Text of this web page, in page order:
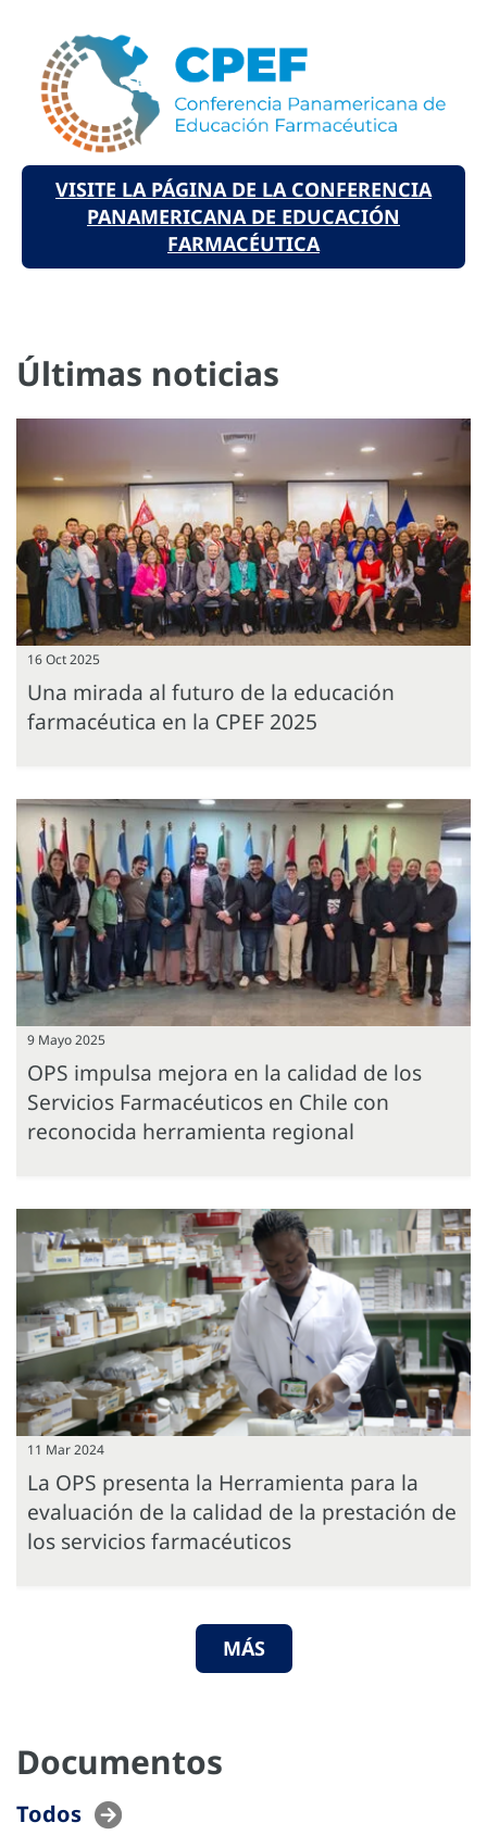
VISITE LA PÁGINA DE LA CONFERENCIA
PANAMERICANA DE EDUCACIÓN
FARMACÉUTICA
Últimas noticias
16 Oct 2025
Una mirada al futuro de la educación
farmacéutica en la CPEF 2025
9 Mayo 2025
OPS impulsa mejora en la calidad de los
Servicios Farmacéuticos en Chile con
reconocida herramienta regional
11 Mar 2024
La OPS presenta la Herramienta para la
evaluación de la calidad de la prestación de
los servicios farmacéuticos
MÁS
Documentos
Todos